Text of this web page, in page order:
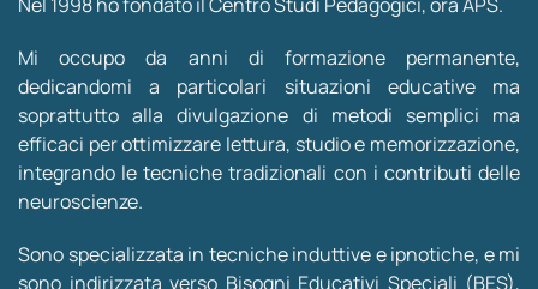
Mi occupo da anni di formazione permanente,
dedicandomi a particolari situazioni educative ma
soprattutto alla divulgazione di metodi semplici ma
efficaci per ottimizzare lettura, studio e memorizzazione,
integrando le tecniche tradizionali con i contributi delle
neuroscienze.
Sono specializzata in tecniche induttive e ipnotiche, e mi
sono indirizzata verso Bisogni Educativi Speciali (BES),